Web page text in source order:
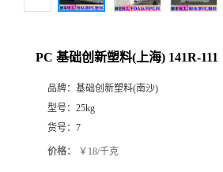
PC 基础创新塑料(上海) 141R-111
品牌： 基础创新塑料(南沙)
型号： 25kg
货号： 7
价格： ￥18/千克